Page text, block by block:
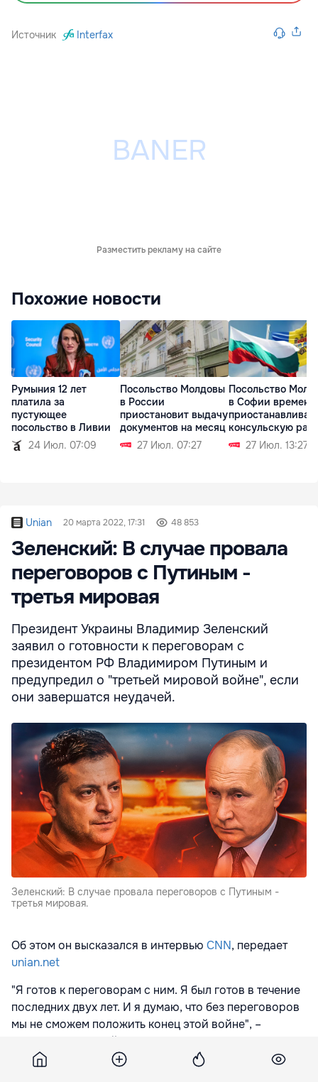
Источник Interfax
Разместить рекламу на сайте
Похожие новости
Румыния 12 лет
платила за
пустующее
посольство в Ливии
24 Июл. 07:09
Посольство Молдовы
в России
приостановит выдачу
документов на месяц
27 Июл. 07:27
Посольство
в Софии
консульскую
27 Июл. 13:27
Unian 20 марта 2022, 17:31 48 853
Зеленский: В случае провала
переговоров с Путиным -
третья мировая
Президент Украины Владимир Зеленский
заявил о готовности к переговорам с
президентом РФ Владимиром Путиным и
предупредил о "третьей мировой войне", если
они завершатся неудачей.
Зеленский: В случае провала переговоров с Путиным -
третья мировая.
Об этом он высказался в интервью CNN, передает
unian.net
"Я готов к переговорам с ним. Я был готов в течение
последних двух лет. И я думаю, что без переговоров
мы не сможем положить конец этой войне", –
отметил Зеленский.
"Я думаю, что мы должны использовать любой